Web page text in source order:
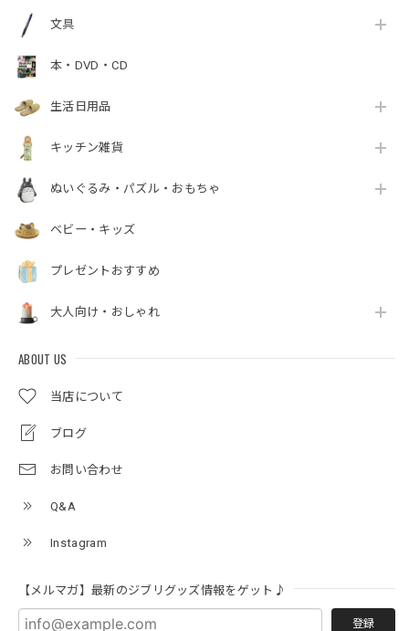
文具
本・DVD・CD
生活日用品
キッチン雑貨
ぬいぐるみ・パズル・おもちゃ
ベビー・キッズ
プレゼントおすすめ
大人向け・おしゃれ
ABOUT US
当店について
ブログ
お問い合わせ
Q&A
Instagram
【メルマガ】最新のジブリグッズ情報をゲット♪
登録